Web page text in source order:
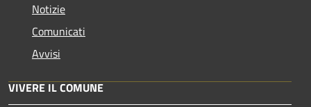
Notizie
Comunicati
Avvisi
VIVERE IL COMUNE